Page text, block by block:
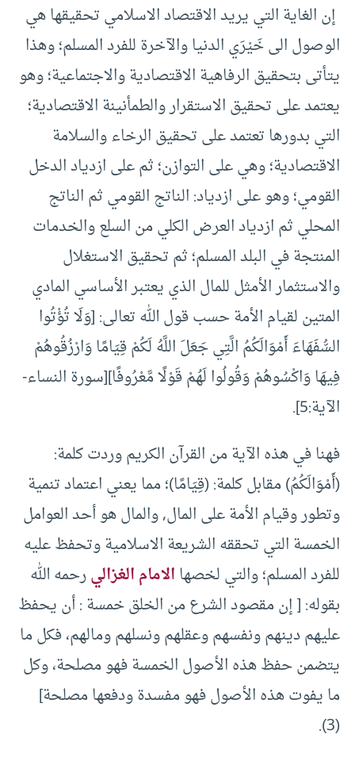
إن الغاية التي يريد الاقتصاد الاسلامي تحقيقها هي
الوصول الى خَيْرَي الدنيا والآخرة للفرد المسلم؛ وهذا
يتأتى بتحقيق الرفاهية الاقتصادية والاجتماعية؛ وهو
يعتمد على تحقيق الاستقرار والطمأنينة الاقتصادية؛
التي بدورها تعتمد على تحقيق الرخاء والسلامة
الاقتصادية؛ وهي على التوازن؛ ثم على ازدياد الدخل
القومي؛ وهو على ازدياد: الناتج القومي ثم الناتج
المحلي ثم ازدياد العرض الكلي من السلع والخدمات
المنتجة في البلد المسلم؛ ثم تحقيق الاستغلال
والاستثمار الأمثل للمال الذي يعتبر الأساسي المادي
المتين لقيام الأمة حسب قول الله تعالى: [وَلَا تُؤْتُوا
السُّفَهَاءَ أَمْوَالَكُمُ الَّتِي جَعَلَ اللَّهُ لَكُمْ قِيَامًا وَارْزُقُوهُمْ
فِيهَا وَاكْسُوهُمْ وَقُولُوا لَهُمْ قَوْلًا مَّعْرُوفًا][سورة النساء-
الآية:5].
فهنا في هذه الآية من القرآن الكريم وردت كلمة:
(أَمْوَالَكُمُ) مقابل كلمة: (قِيَامًا)؛ مما يعني اعتماد تنمية
وتطور وقيام الأمة على المال, والمال هو أحد العوامل
الخمسة التي تحققه الشريعة الاسلامية وتحفظ عليه
للفرد المسلم؛ والتي لخصهاالامام الغزاليرحمه الله
بقوله: [ إن مقصود الشرع من الخلق خمسة : أن يحفظ
عليهم دينهم ونفسهم وعقلهم ونسلهم ومالهم، فكل ما
يتضمن حفظ هذه الأصول الخمسة فهو مصلحة، وكل
ما يفوت هذه الأصول فهو مفسدة ودفعها مصلحة]
(3).